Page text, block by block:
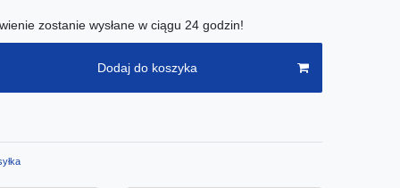
zostanie wysłane w ciągu 24 godzin!
Dodaj do koszyka